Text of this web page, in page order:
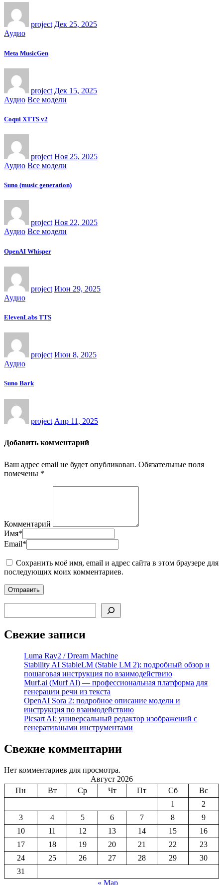
project Дек 25, 2025
Аудио
Meta MusicGen
project Дек 15, 2025
Аудио Все модели
Coqui XTTS v2
project Ноя 25, 2025
Аудио Все модели
Suno (music generation)
project Ноя 22, 2025
Аудио Все модели
OpenAI Whisper
project Июн 29, 2025
Аудио
ElevenLabs TTS
project Июн 8, 2025
Аудио
Suno Bark
project Апр 11, 2025
Добавить комментарий
Ваш адрес email не будет опубликован. Обязательные поля
помечены *
Комментарий
Имя*
Email*
Сохранить моё имя, email и адрес сайта в этом браузере для
последующих моих комментариев.
Свежие записи
Luma Ray2 / Dream Machine
Stability AI StableLM (Stable LM 2): подробный обзор и
пошаговая инструкция по взаимодействию
Murf.ai (Murf AI) — профессиональная платформа для
генерации речи из текста
OpenAI Sora 2: подробное описание модели и
инструкция по взаимодействию
Picsart AI: универсальный редактор изображений с
генеративными инструментами
Свежие комментарии
Нет комментариев для просмотра.
Август 2026
Пн
Вт Ср Чт Пт Сб
Вс
1
2
3
4 5 6 7 8
9
10
11 12 13 14 15
16
17
18 19 20 21 22
23
24
25 26 27 28 29
30
31
« Мар